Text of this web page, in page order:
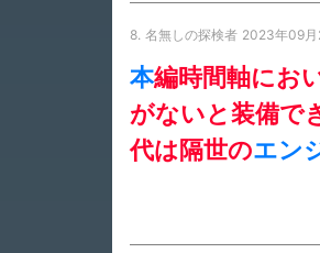
8. 名無しの探検者 2023年09月
本編時間軸にお
がないと装備で
代は隔世のエン